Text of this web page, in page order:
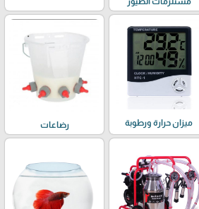
ميزان حرارة ورطوبة رضاعات